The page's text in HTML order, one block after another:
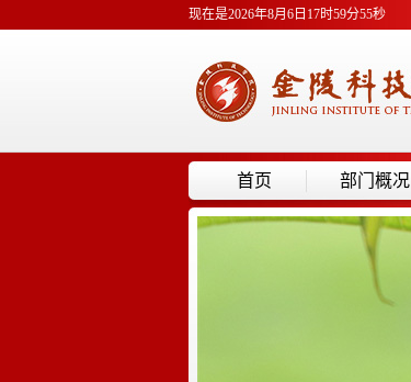
现在是2026年8月6日17时59分55秒
首页 部门概况